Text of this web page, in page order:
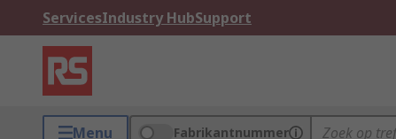
ServicesIndustry HubSupport
Menu Fabrikantnummer